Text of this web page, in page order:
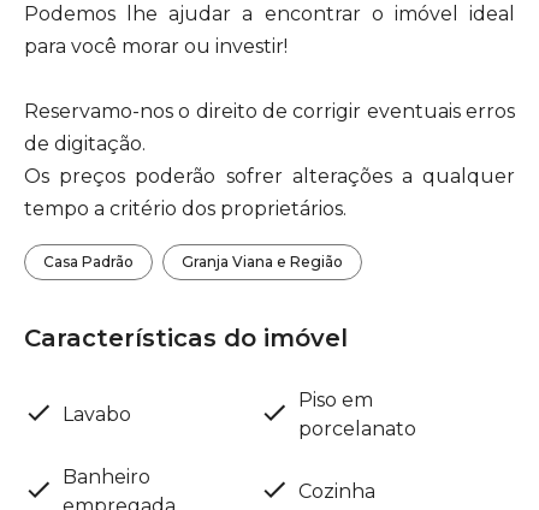
Podemos lhe ajudar a encontrar o imóvel ideal
para você morar ou investir!
Reservamo-nos o direito de corrigir eventuais erros
de digitação.
Os preços poderão sofrer alterações a qualquer
tempo a critério dos proprietários.
Casa Padrão Granja Viana e Região
Características do imóvel
Lavabo
Piso em
porcelanato
Banheiro
Cozinha